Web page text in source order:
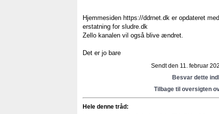
Hjemmesiden https://ddrnet.dk er opdateret
erstatning for sludre.dk
Zello kanalen vil også blive ændret.
Det er jo bare
Sendt den 11. februar
Besvar dette
Tilbage til oversigten
Hele denne tråd: